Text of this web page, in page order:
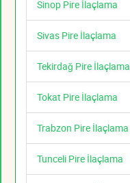
Sinop Pire İlaçlama
Sivas Pire İlaçlama
Tekirdağ Pire İlaçlama
Tokat Pire İlaçlama
Trabzon Pire İlaçlama
Tunceli Pire İlaçlama